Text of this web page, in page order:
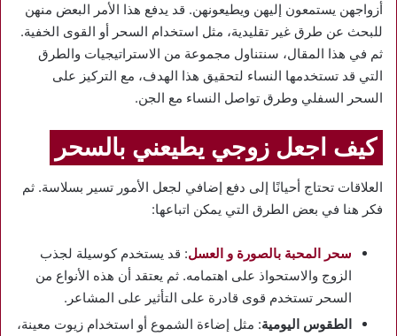
أزواجهن يستمعون إليهن ويطيعونهن. قد يدفع هذا الأمر البعض منهن
للبحث عن طرق غير تقليدية، مثل استخدام السحر أو القوى الخفية.
ثم في هذا المقال، سنتناول مجموعة من الاستراتيجيات والطرق
التي قد تستخدمها النساء لتحقيق هذا الهدف، مع التركيز على
السحر السفلي وطرق تواصل النساء مع الجن.
كيف اجعل زوجي يطيعني بالسحر
العلاقات تحتاج أحيانًا إلى دفع إضافي لجعل الأمور تسير بسلاسة. ثم
فكر هنا في بعض الطرق التي يمكن اتباعها:
سحر المحبة بالصورة و العسل: قد يستخدم كوسيلة لجذب
الزوج والاستحواذ على اهتمامه. ثم يعتقد أن هذه الأنواع من
السحر تستخدم قوى قادرة على التأثير على المشاعر.
الطقوس اليومية: مثل إضاءة الشموع أو استخدام زيوت معينة،